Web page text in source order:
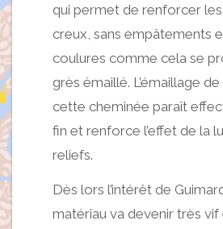
qui permet de renforcer
creux, sans empâtements
coulures comme cela se
grès émaillé. L’émaillage
cette cheminée paraît
fin et renforce l’effet de la
reliefs.
Dès lors l’intérêt de
matériau va devenir très vif